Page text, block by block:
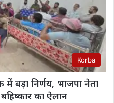
Korba
में बड़ा निर्णय, भाजपा नेता
का ऐलान